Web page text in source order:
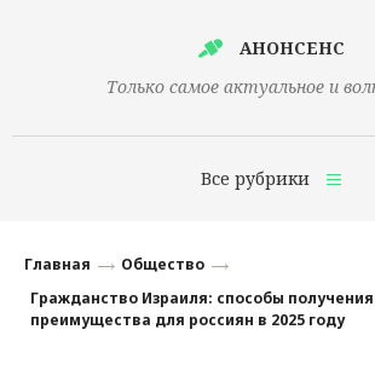
АНОНСЕНС
Только самое актуальное и
Все рубрики
Финансы
Главная
Общество
Гражданство Израиля: способы получения
преимущества для россиян в 2025 году